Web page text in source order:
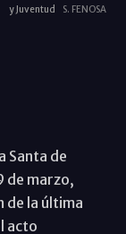
y Juventud
S. FENOSA
Santa de
de marzo,
de la última
acto